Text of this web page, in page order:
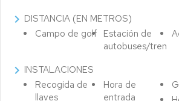
chevron_right DISTANCIA (EN METROS)
Campo de golf Estación de
autobuses/tren
chevron_right INSTALACIONES
Recogida de
llaves
Hora de
entrada